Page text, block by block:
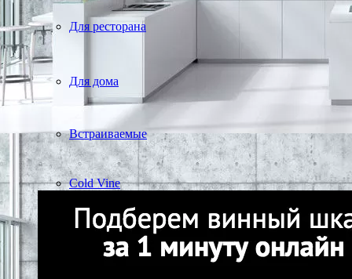
Для ресторана
Для дома
Встраиваемые
Cold Vine